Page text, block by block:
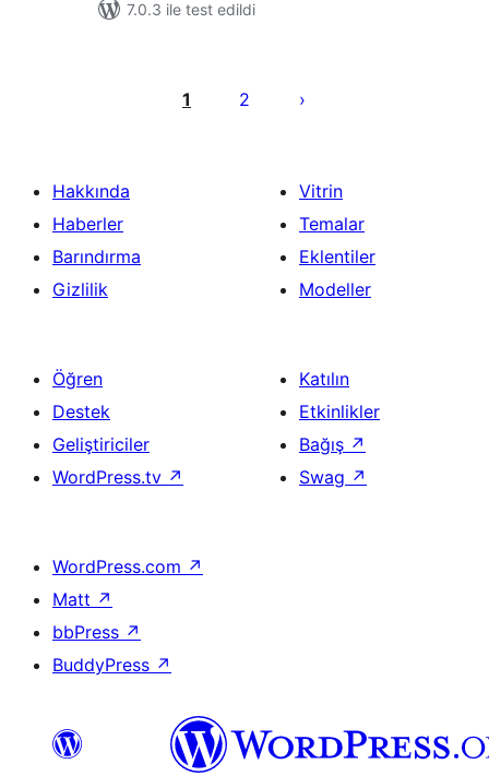
7.0.3 ile test edildi
sayfalaması
1 2
Hakkında
Haberler
Barındırma
Gizlilik
Vitrin
Temalar
Eklentiler
Modeller
Öğren
Destek
Geliştiriciler
WordPress.tv ↗
Katılın
Etkinlikler
Bağış ↗
Swag ↗
WordPress.com ↗
Matt ↗
bbPress ↗
BuddyPress ↗